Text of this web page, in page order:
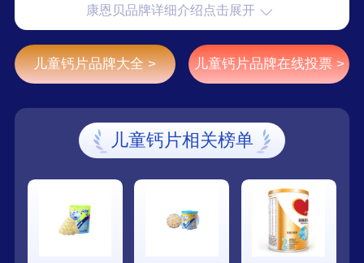
康恩贝品牌详细介绍点击展开
儿童钙片品牌大全 > 儿童钙片品牌在线投票 >
儿童钙片相关榜单